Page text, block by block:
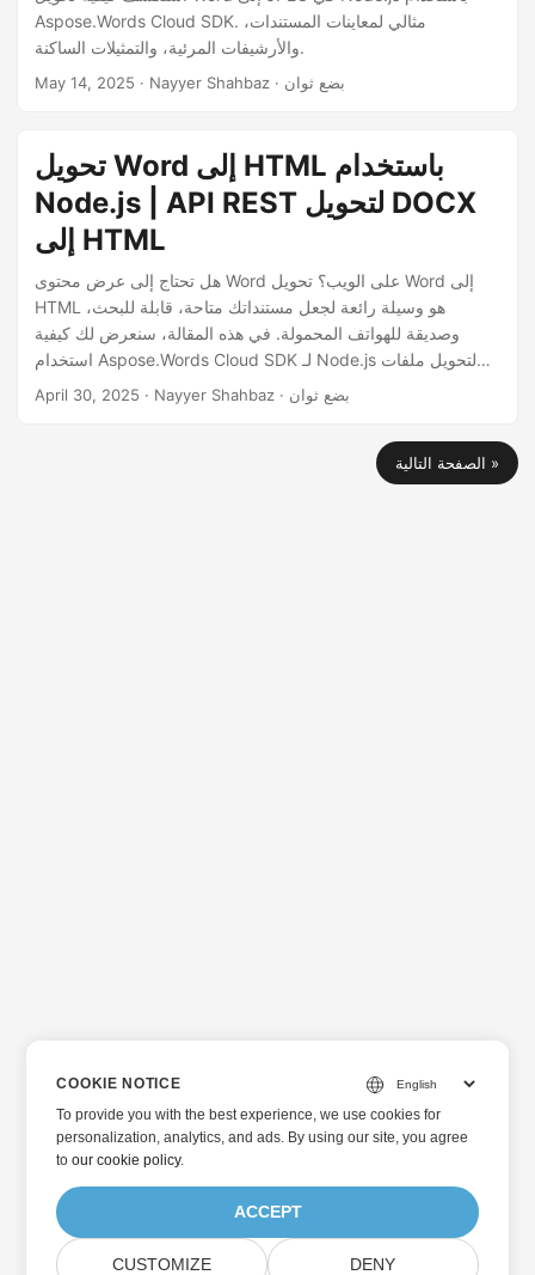
Aspose.Words Cloud SDK. مثالي لمعاينات المستندات،
والأرشيفات المرئية، والتمثيلات الساكنة.
May 14, 2025 · Nayyer Shahbaz · بضع ثوان
تحويل Word إلى HTML باستخدام
Node.js | API REST لتحويل DOCX
إلى HTML
هل تحتاج إلى عرض محتوى Word على الويب؟ تحويل Word إلى
HTML هو وسيلة رائعة لجعل مستنداتك متاحة، قابلة للبحث،
وصديقة للهواتف المحمولة. في هذه المقالة، سنعرض لك كيفية
استخدام Aspose.Words Cloud SDK لـ Node.js لتحويل ملفات
April 30, 2025 · Nayyer Shahbaz · بضع ثوان
الصفحة التالية »
COOKIE NOTICE
To provide you with the best experience, we use cookies for
personalization, analytics, and ads. By using our site, you agree
toour cookie policy.
ACCEPT
CUSTOMIZE DENY